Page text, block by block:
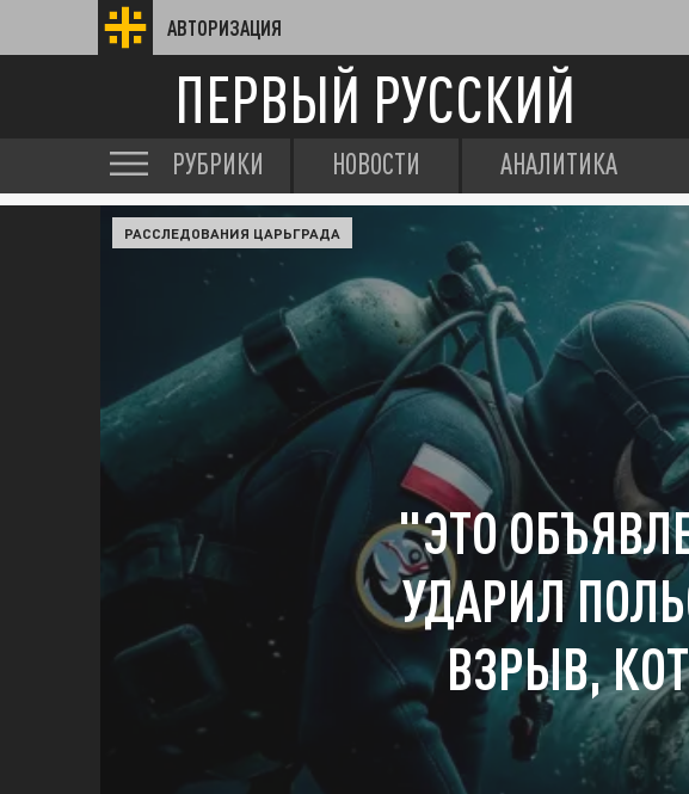
АВТОРИЗАЦИЯ
ПЕРВЫЙ РУССКИЙ
РУБРИКИ НОВОСТИ АНАЛИТИКА
РАССЛЕДОВАНИЯ ЦАРЬГРАДА
"ЭТО
УДАРИЛ
ВЗРЫВ,